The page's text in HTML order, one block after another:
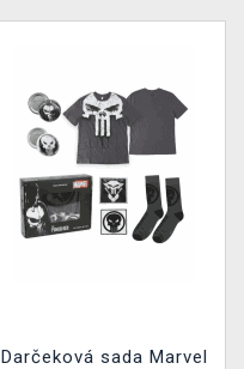
Darčeková sada Marvel